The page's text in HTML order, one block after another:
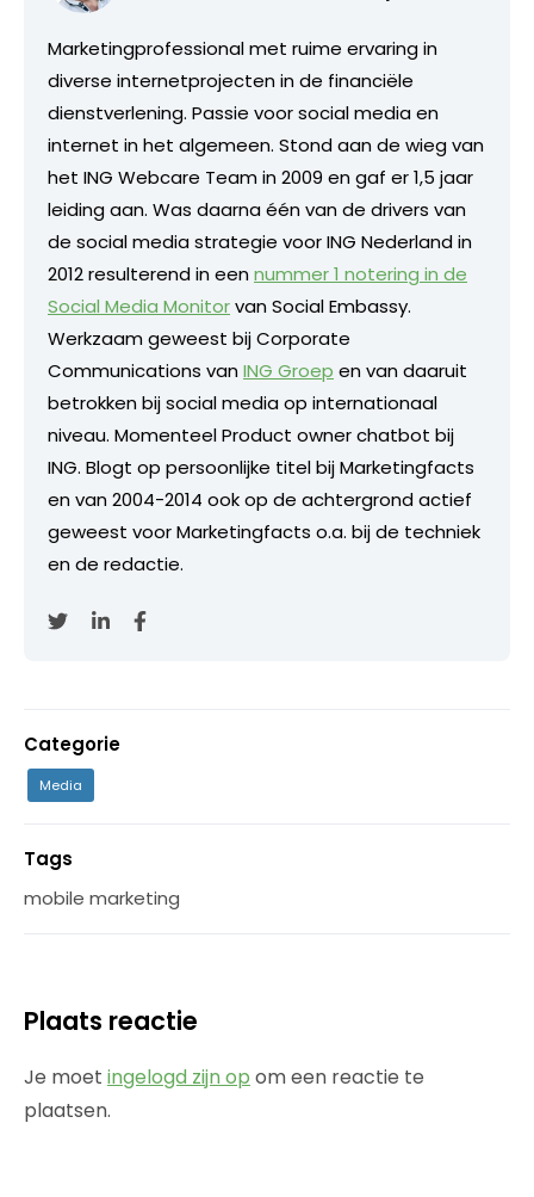
Marketingprofessional met ruime ervaring in
diverse internetprojecten in de financiële
dienstverlening. Passie voor social media en
internet in het algemeen. Stond aan de wieg van
het ING Webcare Team in 2009 en gaf er 1,5 jaar
leiding aan. Was daarna één van de drivers van
de social media strategie voor ING Nederland in
2012 resulterend in eennummer 1 notering in de
Social Media Monitorvan Social Embassy.
Werkzaam geweest bij Corporate
Communications vanING Groep en van daaruit
betrokken bij social media op internationaal
niveau. Momenteel Product owner chatbot bij
ING. Blogt op persoonlijke titel bij Marketingfacts
en van 2004-2014 ook op de achtergrond actief
geweest voor Marketingfacts o.a. bij de techniek
en de redactie.
Categorie
Media
Tags
mobile marketing
Plaats reactie
Je moet ingelogd zijn op om een reactie te
plaatsen.